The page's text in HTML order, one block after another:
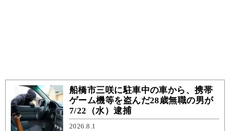
船橋市三咲に駐車中の車から、携帯
ゲーム機等を盗んだ28歳無職の男が
7/22（水）逮捕
2026.8.1